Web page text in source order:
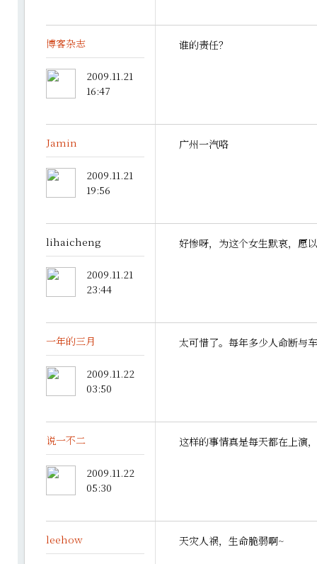
谁的责任？
博客杂志
2009.11.21
16:47
广州一汽咯
Jamin
2009.11.21
19:56
好惨呀，为这个女生默哀，愿
lihaicheng
2009.11.21
23:44
太可惜了。每年多少人命断与
一年的三月
2009.11.22
03:50
这样的事情真是每天都在上演
说一不二
2009.11.22
05:30
天灾人祸，生命脆弱啊~
leehow